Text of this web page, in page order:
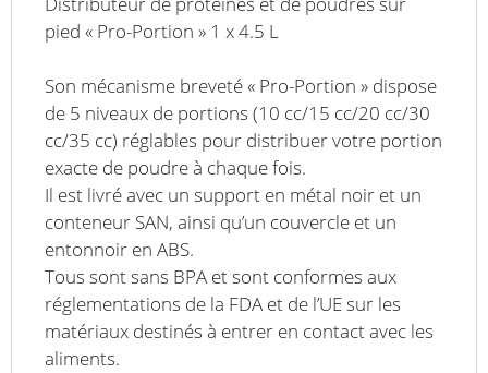
pied « Pro-Portion » 1 x 4.5 L
Son mécanisme breveté « Pro-Portion » dispose
de 5 niveaux de portions (10 cc/15 cc/20 cc/30
cc/35 cc) réglables pour distribuer votre portion
exacte de poudre à chaque fois.
Il est livré avec un support en métal noir et un
conteneur SAN, ainsi qu’un couvercle et un
entonnoir en ABS.
Tous sont sans BPA et sont conformes aux
réglementations de la FDA et de l’UE sur les
matériaux destinés à entrer en contact avec les
aliments.